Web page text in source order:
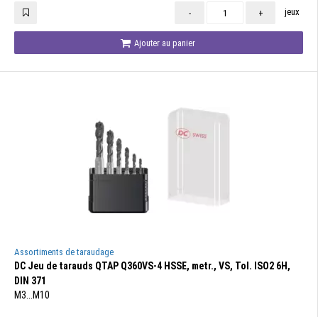
- + jeux
Ajouter au panier
Assortiments de taraudage
DC Jeu de tarauds QTAP Q360VS-4 HSSE, metr., VS, Tol. ISO2 6H,
DIN 371
M3...M10